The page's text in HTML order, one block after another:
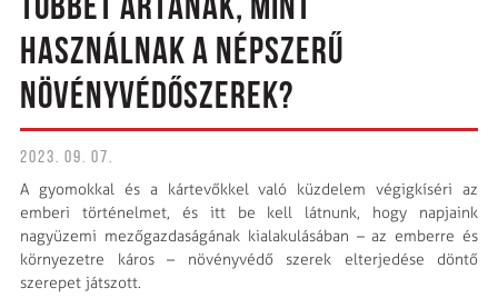
TÖBBET ÁRTANAK, MINT
HASZNÁLNAK A NÉPSZERŰ
NÖVÉNYVÉDŐSZEREK?
2023. 09. 07.
A gyomokkal és a kártevőkkel való küzdelem végigkíséri az
emberi történelmet, és itt be kell látnunk, hogy napjaink
nagyüzemi mezőgazdaságának kialakulásában – az emberre és
környezetre káros – növényvédő szerek elterjedése döntő
szerepet játszott.